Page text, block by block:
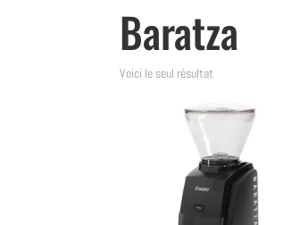
Baratza
Voici le seul résultat